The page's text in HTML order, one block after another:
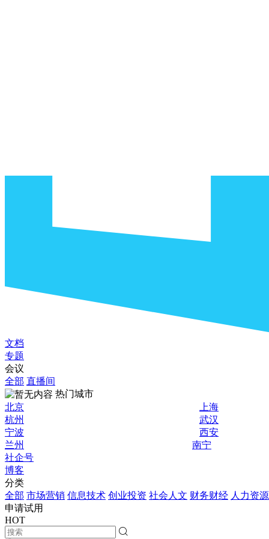
文档
专题
会议
全部 直播间
热门城市
北京
上海
杭州
武汉
宁波
西安
兰州
南宁
社企号
博客
分类
全部 市场营销 信息技术 创业投资 社会人文 财务财经 人力资源
申请试用
HOT